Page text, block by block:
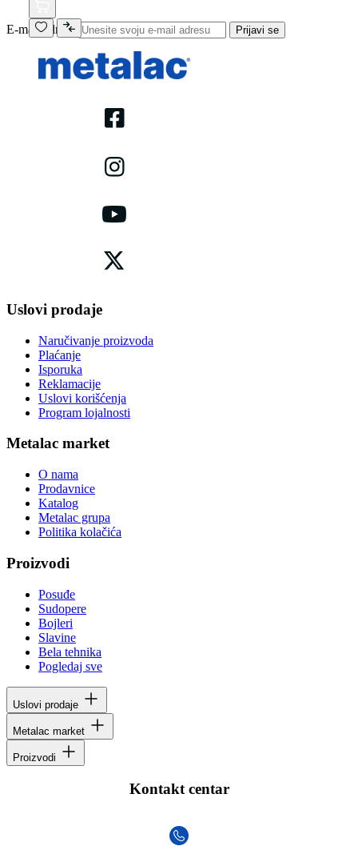
E-mail adresa Prijavi se
Uslovi prodaje
Naručivanje proizvoda
Plaćanje
Isporuka
Reklamacije
Uslovi korišćenja
Program lojalnosti
Metalac market
O nama
Prodavnice
Katalog
Metalac grupa
Politika kolačića
Proizvodi
Posuđe
Sudopere
Bojleri
Slavine
Bela tehnika
Pogledaj sve
Uslovi prodaje
Metalac market
Proizvodi
Kontakt centar